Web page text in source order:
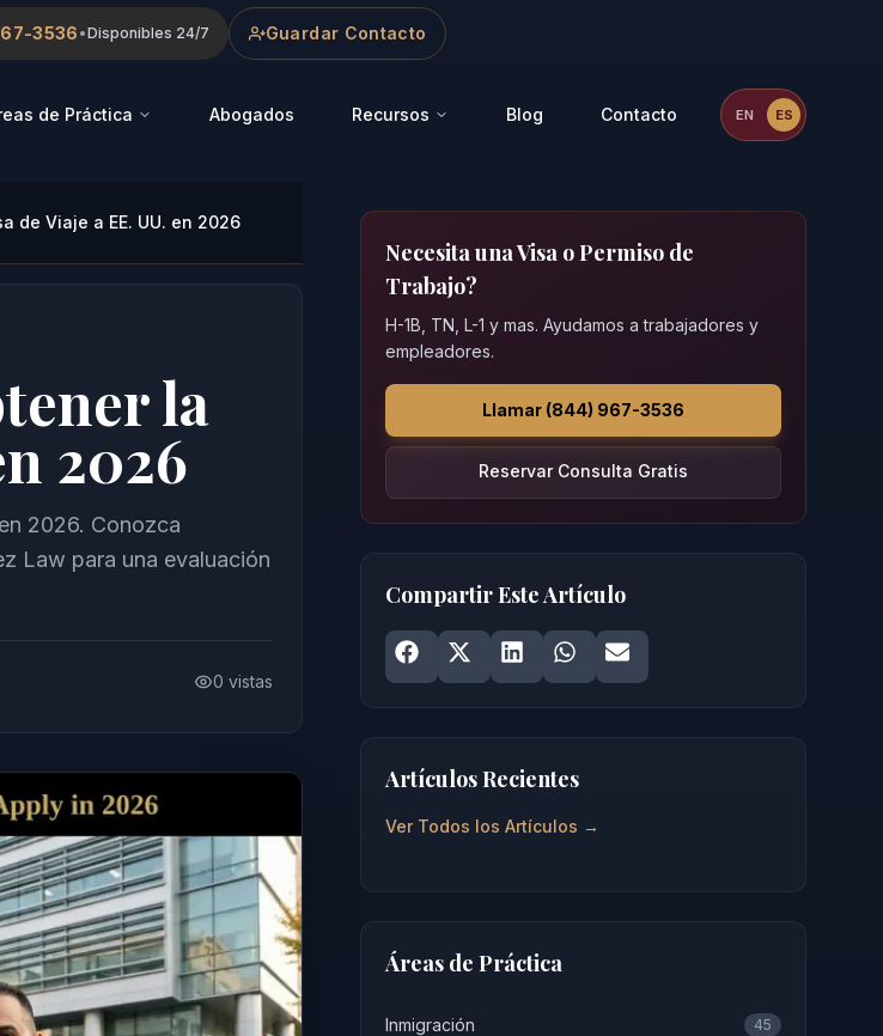
3536•Disponibles 24/7 Guardar Contacto
de Práctica Abogados Recursos Blog Contacto ES
EN
de Viaje a EE. UU. en 2026
la
2026
2026. Conozca
Law para una evaluación
0 vistas
Necesita una Visa o Permiso de
Trabajo?
H-1B, TN, L-1 y mas. Ayudamos a trabajadores y
empleadores.
Llamar (844) 967-3536
Reservar Consulta Gratis
Compartir Este Artículo
Share onFacebook
Share onX
Share onLinkedIn
Share onWhatsApp
Share on
Artículos Recientes
Ver Todos los Artículos →
Áreas de Práctica
Inmigración 45